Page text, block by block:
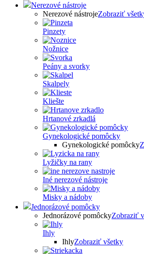
Nerezové nástroje
Nerezové nástrojeZobraziť
Pinzety
Nožnice
Peány a svorky
Skalpely
Kliešte
Hrtanové zrkadlá
Gynekologické pomôcky
Gynekologické pomôcky
Lyžičky na rany
Iné nerezové nástroje
Misky a nádoby
Jednorázové pomôcky
Jednorázové pomôckyZobraziť
Ihly
IhlyZobraziť všetky